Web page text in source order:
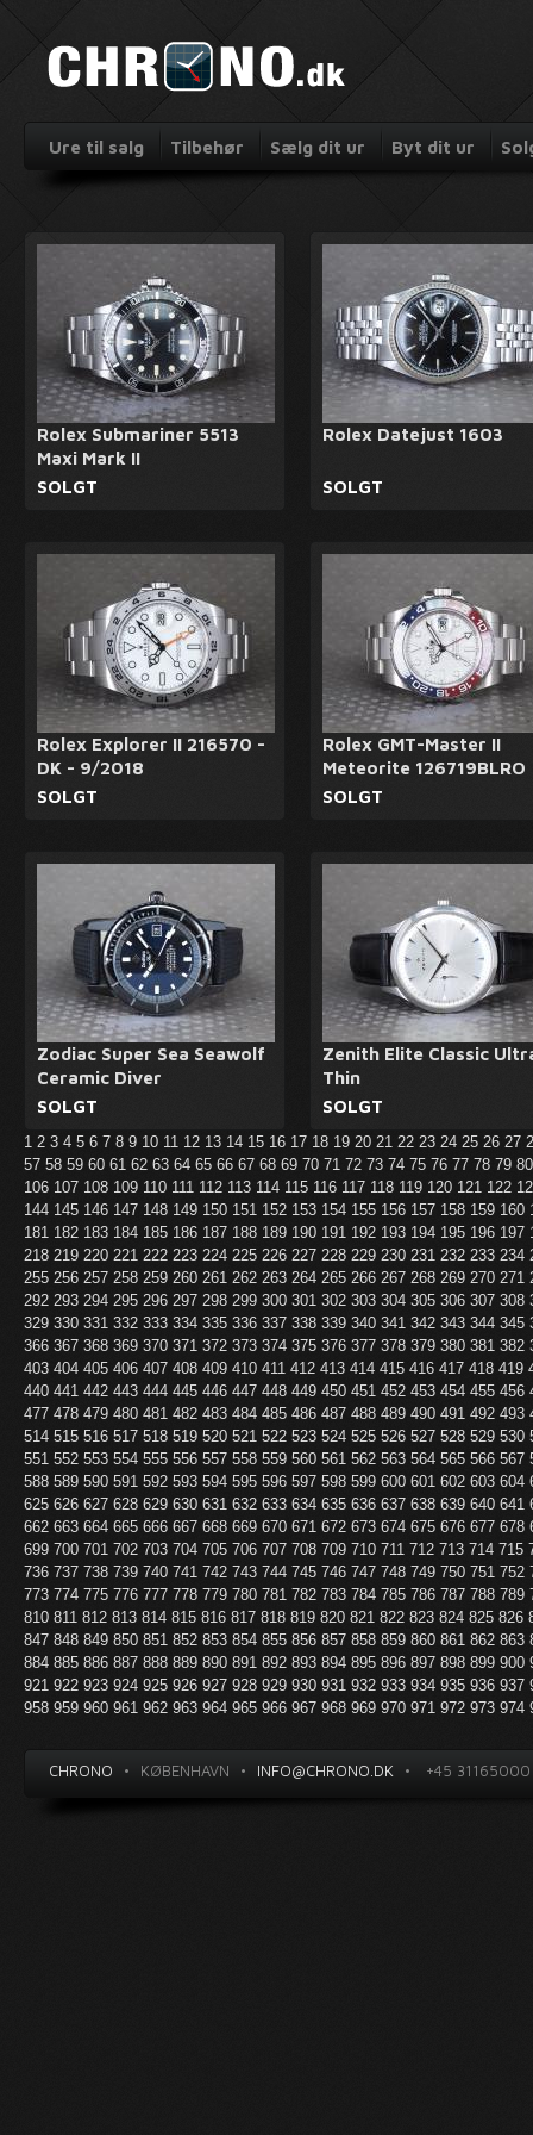
Ure til salg Tilbehør Sælg dit ur Byt dit ur
Rolex Submariner 5513
Maxi Mark II
SOLGT
Rolex Datejust 1603
SOLGT
Rolex Explorer II 216570 -
DK - 9/2018
SOLGT
Rolex GMT-Master II
Meteorite 126719BLRO
SOLGT
Zodiac Super Sea Seawolf
Ceramic Diver
SOLGT
Zenith Elite Classic
Thin
SOLGT
1 2 3 4 5 6 7 8 9 10 11 12 13 14 15 16 17 18 19 20 21 22 23 24 25 26 27
57 58 59 60 61 62 63 64 65 66 67 68 69 70 71 72 73 74 75 76 77 78 79
106 107 108 109 110 111 112 113 114 115 116 117 118 119 120 121 122
144 145 146 147 148 149 150 151 152 153 154 155 156 157 158 159 160
181 182 183 184 185 186 187 188 189 190 191 192 193 194 195 196 197
218 219 220 221 222 223 224 225 226 227 228 229 230 231 232 233 234
255 256 257 258 259 260 261 262 263 264 265 266 267 268 269 270 271
292 293 294 295 296 297 298 299 300 301 302 303 304 305 306 307 308
329 330 331 332 333 334 335 336 337 338 339 340 341 342 343 344 345
366 367 368 369 370 371 372 373 374 375 376 377 378 379 380 381 382
403 404 405 406 407 408 409 410 411 412 413 414 415 416 417 418 419
440 441 442 443 444 445 446 447 448 449 450 451 452 453 454 455 456
477 478 479 480 481 482 483 484 485 486 487 488 489 490 491 492 493
514 515 516 517 518 519 520 521 522 523 524 525 526 527 528 529 530
551 552 553 554 555 556 557 558 559 560 561 562 563 564 565 566 567
588 589 590 591 592 593 594 595 596 597 598 599 600 601 602 603 604
625 626 627 628 629 630 631 632 633 634 635 636 637 638 639 640 641
662 663 664 665 666 667 668 669 670 671 672 673 674 675 676 677 678
699 700 701 702 703 704 705 706 707 708 709 710 711 712 713 714 715
736 737 738 739 740 741 742 743 744 745 746 747 748 749 750 751 752
773 774 775 776 777 778 779 780 781 782 783 784 785 786 787 788 789
810 811 812 813 814 815 816 817 818 819 820 821 822 823 824 825 826
847 848 849 850 851 852 853 854 855 856 857 858 859 860 861 862 863
884 885 886 887 888 889 890 891 892 893 894 895 896 897 898 899 900
921 922 923 924 925 926 927 928 929 930 931 932 933 934 935 936 937
958 959 960 961 962 963 964 965 966 967 968 969 970 971 972 973 974
CHRONO • KØBENHAVN • INFO@CHRONO.DK • +45 31165000